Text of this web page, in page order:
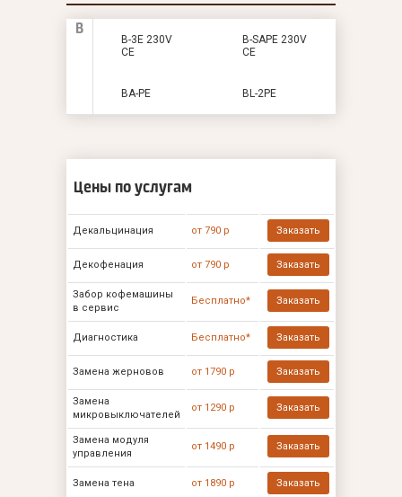
B
B-3E 230V
CE
B-SAPE 230V
CE
BA-PE BL-2PE
Цены по услугам
Декальцинация от 790 р Заказать
Декофенация от 790 р Заказать
Забор кофемашины
в сервис
Бесплатно* Заказать
Диагностика Бесплатно* Заказать
Замена жерновов от 1790 р Заказать
Замена
микровыключателей
от 1290 р Заказать
Замена модуля
управления
от 1490 р Заказать
Замена тена от 1890 р Заказать